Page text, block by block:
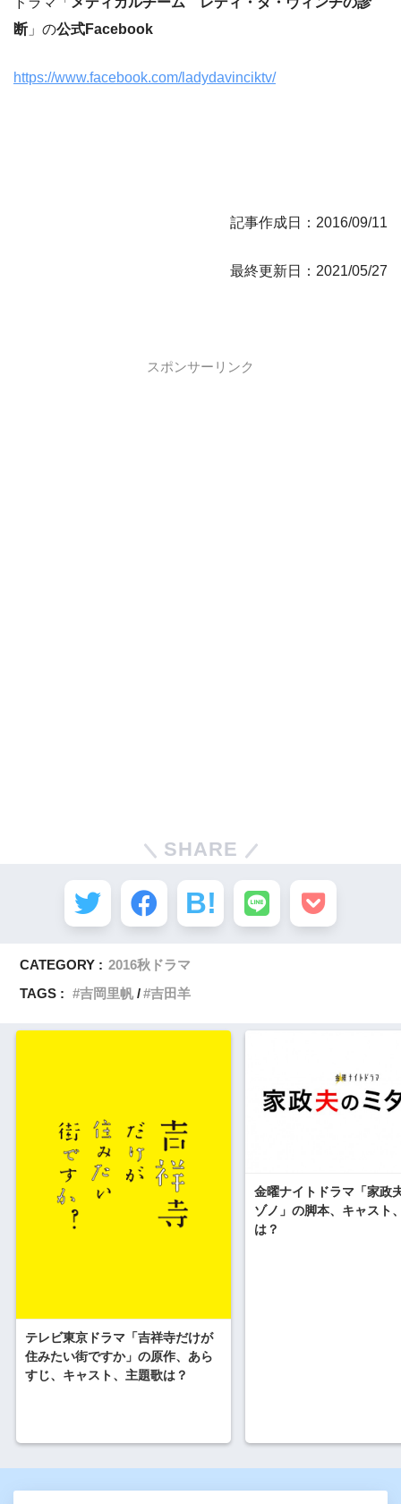
断 」の公式Facebook
https://www.facebook.com/ladydavinciktv/
記事作成日：2016/09/11
最終更新日：2021/05/27
スポンサーリンク
SHARE
CATEGORY : 2016秋ドラマ
TAGS :
吉岡里帆 吉田羊
テレビ東京ドラマ「吉祥寺だけが
住みたい街ですか」の原作、あら
すじ、キャスト、主題歌は？
金曜ナイトドラマ「家政
ゾノ」の脚本、キャスト
は？